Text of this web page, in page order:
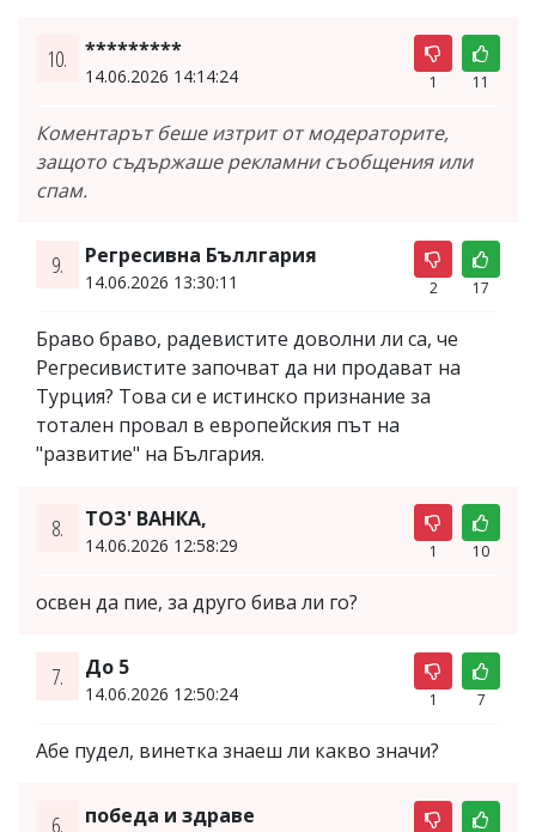
10. *********
14.06.2026 14:14:24 1 11
Коментарът беше изтрит от модераторите,
защото съдържаше рекламни съобщения или
спам.
9. Регресивна Бъллгария
14.06.2026 13:30:11 2 17
Браво браво, радевистите доволни ли са, че
Регресивистите започват да ни продават на
Турция? Това си е истинско признание за
тотален провал в европейския път на
"развитие" на България.
8. ТОЗ' ВАНКА,
14.06.2026 12:58:29 1 10
освен да пие, за друго бива ли го?
7. До 5
14.06.2026 12:50:24 1 7
Абе пудел, винетка знаеш ли какво значи?
6. победа и здраве